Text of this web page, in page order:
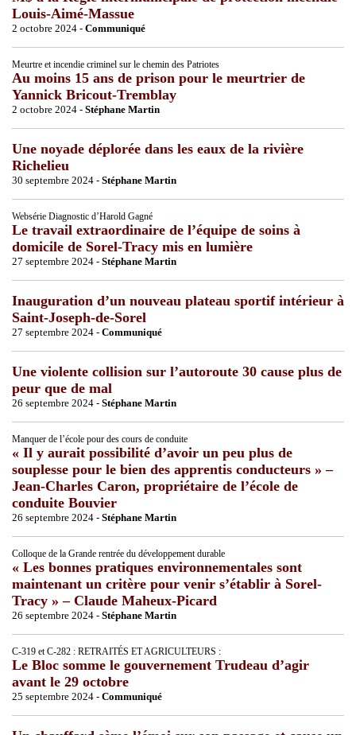
Louis-Aimé-Massue
2 octobre 2024 - Communiqué
Meurtre et incendie criminel sur le chemin des Patriotes
Au moins 15 ans de prison pour le meurtrier de
Yannick Bricout-Tremblay
2 octobre 2024 - Stéphane Martin
Une noyade déplorée dans les eaux de la rivière
Richelieu
30 septembre 2024 - Stéphane Martin
Websérie Diagnostic d’Harold Gagné
Le travail extraordinaire de l’équipe de soins à
domicile de Sorel-Tracy mis en lumière
27 septembre 2024 - Stéphane Martin
Inauguration d’un nouveau plateau sportif intérieur à
Saint-Joseph-de-Sorel
27 septembre 2024 - Communiqué
Une violente collision sur l’autoroute 30 cause plus de
peur que de mal
26 septembre 2024 - Stéphane Martin
Manquer de l’école pour des cours de conduite
« Il y aurait possibilité d’avoir un peu plus de
souplesse pour le bien des apprentis conducteurs » –
Jean-Charles Caron, propriétaire de l’école de
conduite Bouvier
26 septembre 2024 - Stéphane Martin
Colloque de la Grande rentrée du développement durable
« Les bonnes pratiques environnementales sont
maintenant un critère pour venir s’établir à Sorel-
Tracy » – Claude Maheux-Picard
26 septembre 2024 - Stéphane Martin
C-319 et C-282 : RETRAITÉS ET AGRICULTEURS :
Le Bloc somme le gouvernement Trudeau d’agir
avant le 29 octobre
25 septembre 2024 - Communiqué